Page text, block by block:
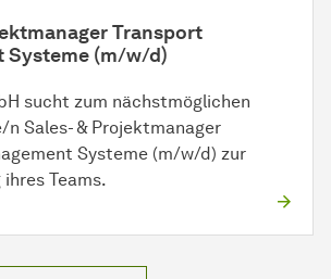
Transport
Systeme (m/w/d)
sucht zum nächstmöglichen
Sales- & Projektmanager
Systeme (m/w/d) zur
Teams.